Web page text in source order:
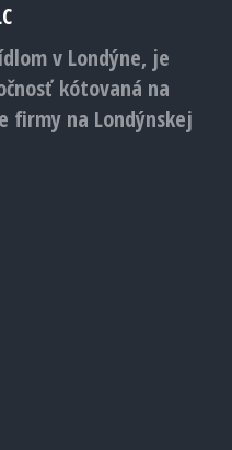
v Londýne, je
kótovaná na
firmy na Londýnskej